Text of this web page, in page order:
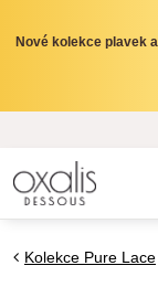
Nové kolekce plavek
Kolekce Pure Lace